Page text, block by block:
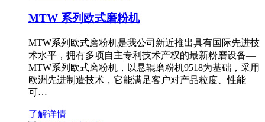
MTW 系列欧式磨粉机
MTW系列欧式磨粉机是我公司新近推出具有国际先进技
术水平，拥有多项自主专利技术产权的最新粉磨设备—
MTW系列欧式磨粉机，以悬辊磨粉机9518为基础，采用
欧洲先进制造技术，它能满足客户对产品粒度、性能
可…
了解详情